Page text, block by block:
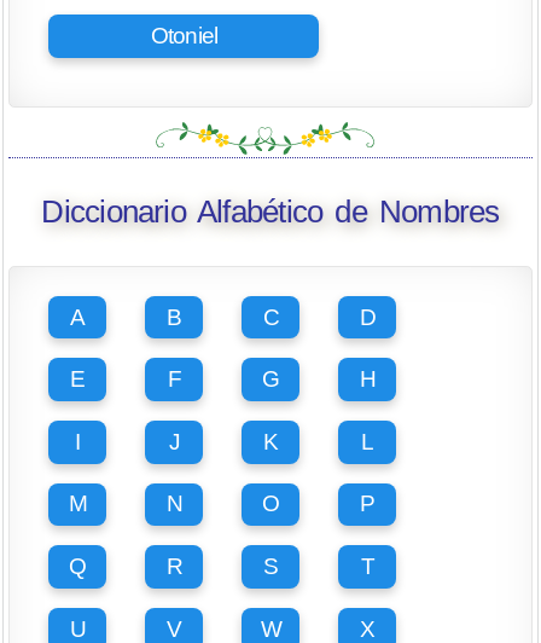
Otoniel
Diccionario Alfabético de Nombres
A B C D
E F G H
I J K L
M N O P
Q R S T
U V W X